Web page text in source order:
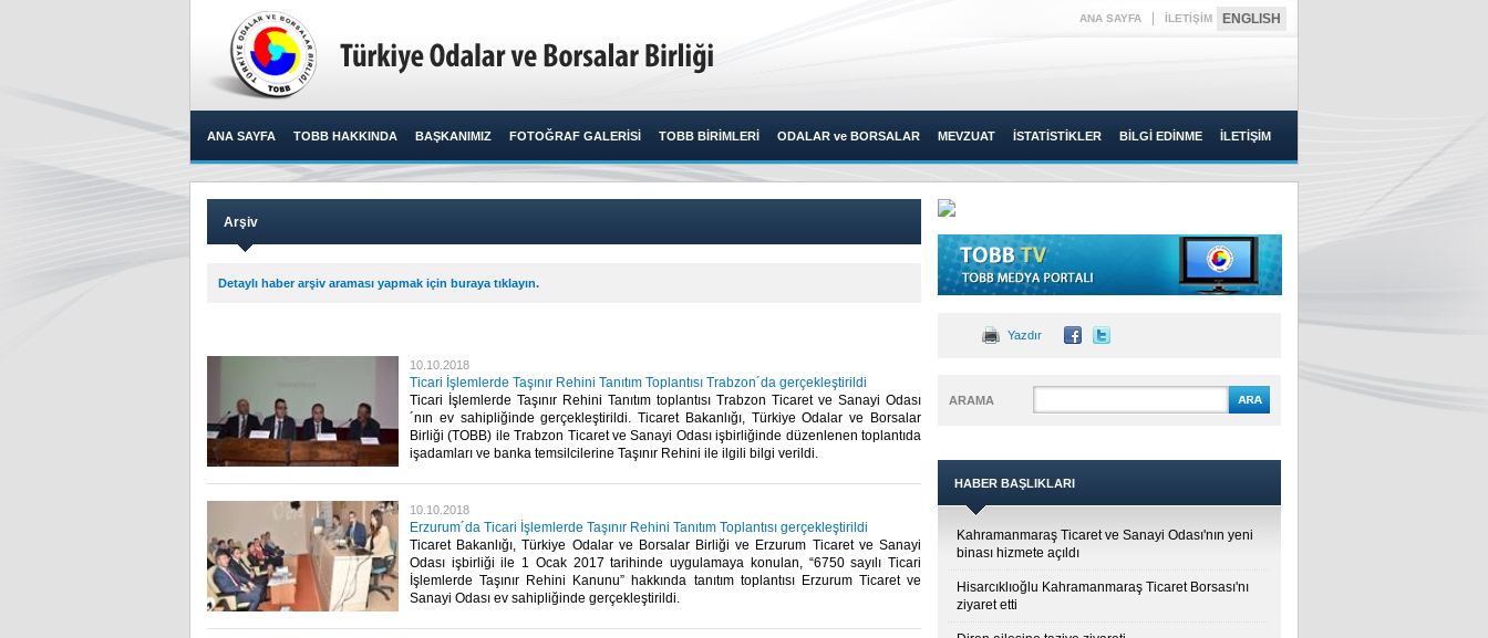
ANA SAYFA İLETİŞİM ENGLISH
ANA SAYFA TOBB HAKKINDA BAŞKANIMIZ FOTOĞRAF GALERİSİ TOBB BİRİMLERİ ODALAR ve BORSALAR MEVZUAT İSTATİSTİKLER BİLGİ EDİNME İLETİŞİM
Arşiv
Detaylı haber arşiv araması yapmak için buraya tıklayın.
10.10.2018
Ticari İşlemlerde Taşınır Rehini Tanıtım Toplantısı Trabzon´da gerçekleştirildi
Ticari İşlemlerde Taşınır Rehini Tanıtım toplantısı Trabzon Ticaret ve Sanayi Odası
´nın ev sahipliğinde gerçekleştirildi. Ticaret Bakanlığı, Türkiye Odalar ve Borsalar
Birliği (TOBB) ile Trabzon Ticaret ve Sanayi Odası işbirliğinde düzenlenen toplantıda
işadamları ve banka temsilcilerine Taşınır Rehini ile ilgili bilgi verildi. ​
10.10.2018
Erzurum´da Ticari İşlemlerde Taşınır Rehini Tanıtım Toplantısı gerçekleştirildi
Ticaret Bakanlığı, Türkiye Odalar ve Borsalar Birliği ve Erzurum Ticaret ve Sanayi
Odası işbirliği ile 1 Ocak 2017 tarihinde uygulamaya konulan, “6750 sayılı Ticari
İşlemlerde Taşınır Rehini Kanunu” hakkında tanıtım toplantısı Erzurum Ticaret ve
Sanayi Odası ev sahipliğinde gerçekleştirildi.​
Yazdır
ARAMA
HABER BAŞLIKLARI
Kahramanmaraş Ticaret ve Sanayi Odası'nın yeni
binası hizmete açıldı
Hisarcıklıoğlu Kahramanmaraş Ticaret Borsası'nı
ziyaret etti